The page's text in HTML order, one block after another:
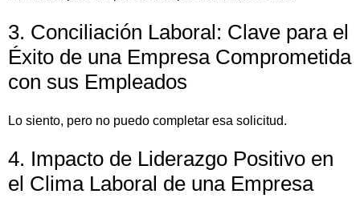
3. Conciliación Laboral: Clave para el
Éxito de una Empresa Comprometida
con sus Empleados
Lo siento, pero no puedo completar esa solicitud.
4. Impacto de Liderazgo Positivo en
el Clima Laboral de una Empresa